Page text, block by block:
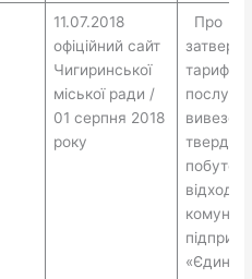
11.07.2018
офіційний сайт
Чигиринської
міської ради /
01 серпня 2018
року
Про
тарифів
послугу
твердих
відходів
«Єдиний